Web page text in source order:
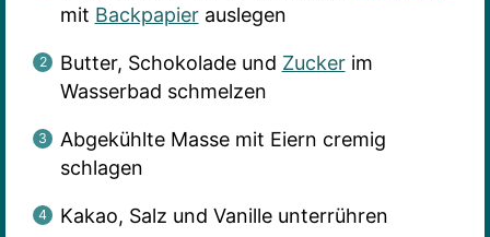
mit Backpapierauslegen
Butter, Schokolade und Zuckerim
Wasserbad schmelzen
Abgekühlte Masse mit Eiern cremig
schlagen
Kakao, Salz und Vanille unterrühren